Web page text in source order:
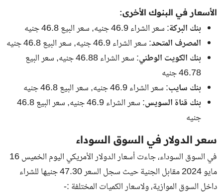
الأسعار في البنوك الأخرى:
بنك البركة: سعر الشراء 46.9 جنيه, سعر البيع 46.8 جنيه
المصرف المتحد: سعر الشراء 46.9 جنيه, سعر البيع 46.8 جنيه
بنك الكويت الوطني
: سعر الشراء 46.88 جنيه, سعر البيع
46.78 جنيه
بنك سايب: سعر الشراء 46.9 جنيه, سعر البيع 46.8 جنيه
بنك قناة السويس
: سعر الشراء 46.9 جنيه, سعر البيع 46.8
جنيه
سعر الدولار في السوق السوداء
في السوق السوداء، جاءت أسعار الدولار الأمريكي اليوم الخميس 16
مايو 2024 مقابل الجنية حيث سجل السعر 47.30 جنيها للشراء
داخل السوق الموازية، ولاسعار الكميات المختلفة :-